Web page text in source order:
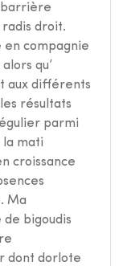
barrière
radis droit.
en compagnie
qu’
aux différents
résultats
parmi
la mati
croissance
Ma
de bigoudis
dont dorlote